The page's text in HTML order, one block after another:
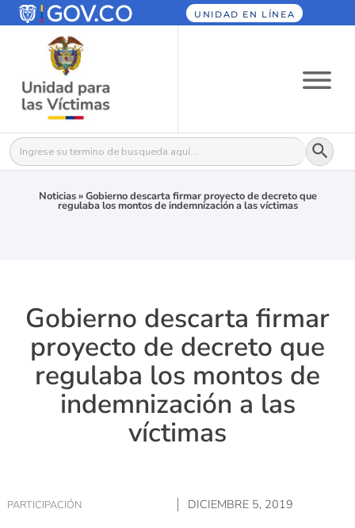
UNIDAD EN LÍNEA
Buscar: Botón
Noticias»Gobierno descarta firmar proyecto de decreto que
regulaba los montos de indemnización a las víctimas
Gobierno descarta firmar
proyecto de decreto que
regulaba los montos de
indemnización a las
víctimas
PARTICIPACIÓN DICIEMBRE 5, 2019